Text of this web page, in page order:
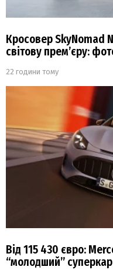
Кросовер SkyNomad
світову прем’єру:
22 години тому
Від 115 430 євро:
“молодший” суперкар